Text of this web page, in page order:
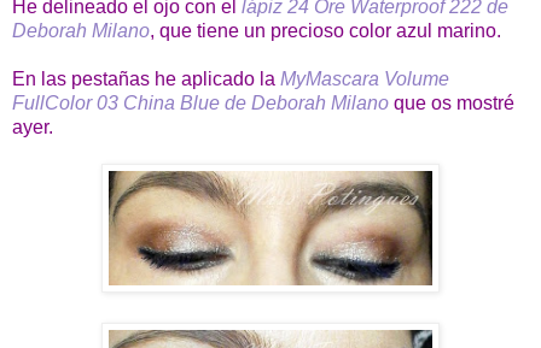
He delineado el ojo con el lápiz 24 Ore Waterproof 222 de
Deborah Milano, que tiene un precioso color azul marino.
En las pestañas he aplicado la MyMascara Volume
FullColor 03 China Blue de Deborah Milano que os mostré
ayer.